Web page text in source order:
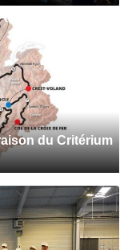
du Critérium